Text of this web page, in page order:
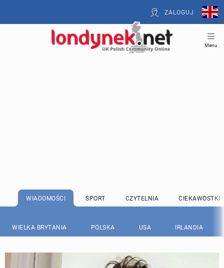
ZALOGUJ
Menu
WIADOMOŚCI SPORT CZYTELNIA CIEKAWOSTKI
WIELKA BRYTANIA POLSKA USA IRLANDIA